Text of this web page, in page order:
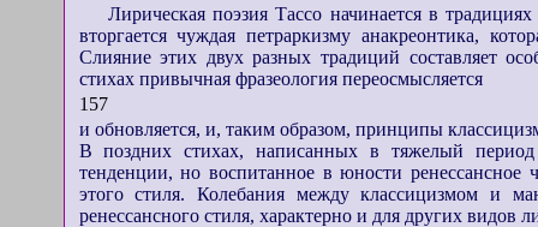
Лирическая поэзия Тассо начинается в
вторгается чуждая петраркизму анакреонтика,
Слияние этих двух разных традиций составляет
стихах привычная фразеология переосмысляется
157
и обновляется, и, таким образом, принципы
В поздних стихах, написанных в тяжелый
тенденции, но воспитанное в юности ренессансное
этого стиля. Колебания между классицизмом и
ренессансного стиля, характерно и для других видов